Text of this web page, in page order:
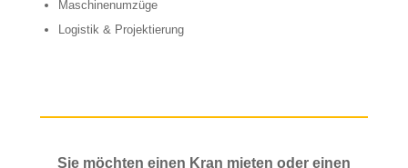
Maschinenumzüge
Logistik & Projektierung
Sie möchten einen Kran mieten oder einen